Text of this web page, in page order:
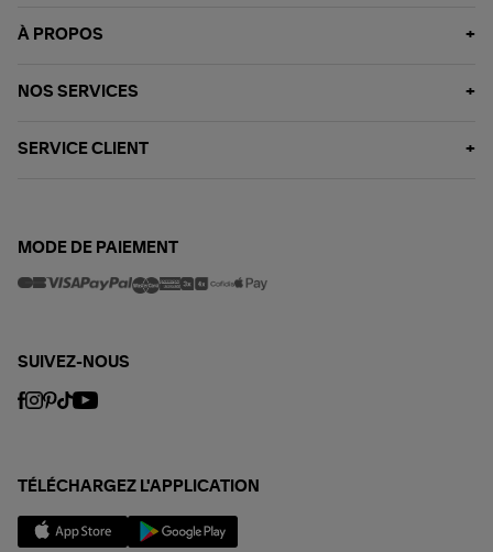
À PROPOS
NOS SERVICES
SERVICE CLIENT
MODE DE PAIEMENT
SUIVEZ-NOUS
TÉLÉCHARGEZ L'APPLICATION